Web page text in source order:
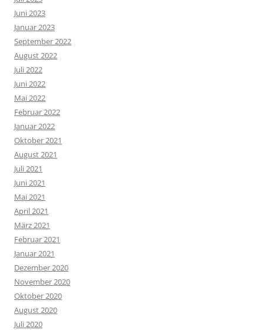
Juni 2023
Januar 2023
September 2022
August 2022
Juli 2022
Juni 2022
Mai 2022
Februar 2022
Januar 2022
Oktober 2021
August 2021
Juli 2021
Juni 2021
Mai 2021
April 2021
März 2021
Februar 2021
Januar 2021
Dezember 2020
November 2020
Oktober 2020
August 2020
Juli 2020